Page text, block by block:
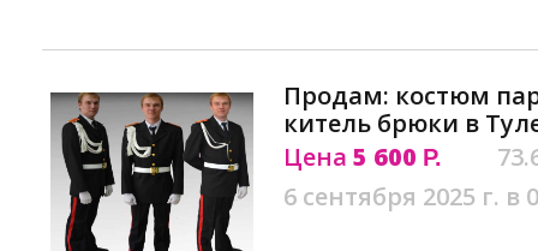
Продам: костюм
китель брюки в
Цена 5 600 Р.
6 сентября 2025 г. в